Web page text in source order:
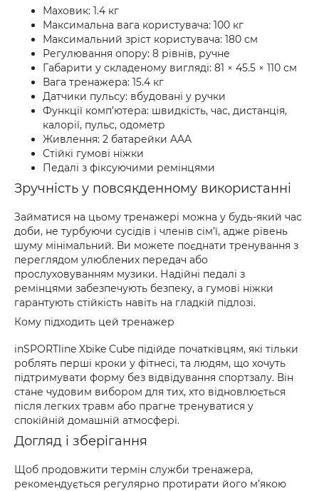
Маховик: 1.4 кг
Максимальна вага користувача: 100 кг
Максимальний зріст користувача: 180 см
Регулювання опору: 8 рівнів, ручне
Габарити у складеному вигляді: 81 × 45.5 × 110 см
Вага тренажера: 15.4 кг
Датчики пульсу: вбудовані у ручки
Функції комп’ютера: швидкість, час, дистанція,
калорії, пульс, одометр
Живлення: 2 батарейки AAA
Стійкі гумові ніжки
Педалі з фіксуючими ремінцями
Зручність у повсякденному використанні
Займатися на цьому тренажері можна у будь-який час
доби, не турбуючи сусідів і членів сім’ї, адже рівень
шуму мінімальний. Ви можете поєднати тренування з
переглядом улюблених передач або
прослуховуванням музики. Надійні педалі з
ремінцями забезпечують безпеку, а гумові ніжки
гарантують стійкість навіть на гладкій підлозі.
Кому підходить цей тренажер
inSPORTline Xbike Cube підійде початківцям, які тільки
роблять перші кроки у фітнесі, та людям, що хочуть
підтримувати форму без відвідування спортзалу. Він
стане чудовим вибором для тих, хто відновлюється
після легких травм або прагне тренуватися у
спокійній домашній атмосфері.
Догляд і зберігання
Щоб продовжити термін служби тренажера,
рекомендується регулярно протирати його м’якою